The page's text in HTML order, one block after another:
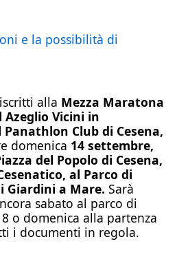
e la possibilità di
alla Mezza Maratona
Azeglio Vicini in
Club di Cesena,
domenica 14 settembre,
del Popolo di Cesena,
al Parco di
Giardini a Mare. Sarà
sabato al parco di
o domenica alla partenza
i documenti in regola.